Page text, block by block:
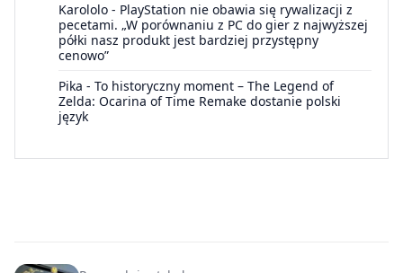
Karololo - PlayStation nie obawia się rywalizacji z
pecetami. „W porównaniu z PC do gier z najwyższej
półki nasz produkt jest bardziej przystępny
cenowo”
Pika - To historyczny moment – The Legend of
Zelda: Ocarina of Time Remake dostanie polski
język